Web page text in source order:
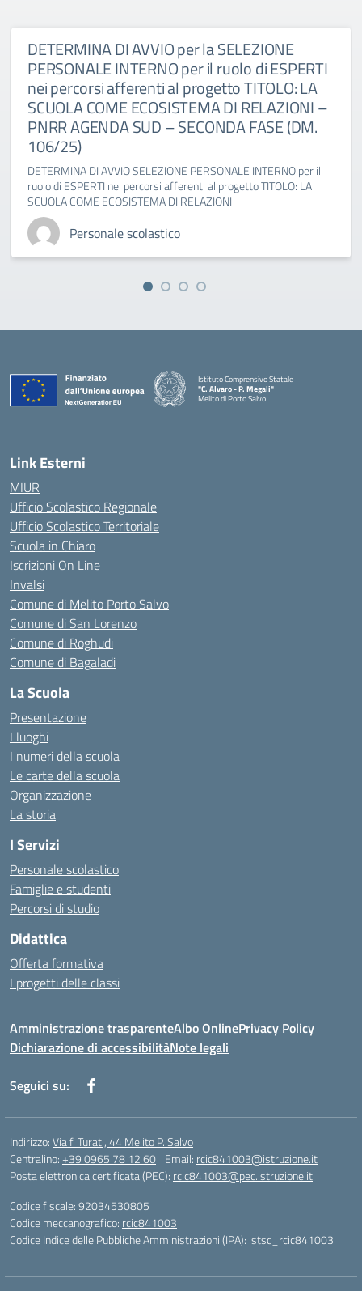
DETERMINA DI AVVIO per la SELEZIONE
PERSONALE INTERNO per il ruolo di ESPERTI
nei percorsi afferenti al progetto TITOLO: LA
SCUOLA COME ECOSISTEMA DI RELAZIONI –
PNRR AGENDA SUD – SECONDA FASE (DM.
106/25)
DETERMINA DI AVVIO SELEZIONE PERSONALE INTERNO per il
ruolo di ESPERTI nei percorsi afferenti al progetto TITOLO: LA
SCUOLA COME ECOSISTEMA DI RELAZIONI
Personale scolastico
Istituto Comprensivo Statale
"C. Alvaro - P. Megali"
Melito di Porto Salvo
Link Esterni
MIUR
Ufficio Scolastico Regionale
Ufficio Scolastico Territoriale
Scuola in Chiaro
Iscrizioni On Line
Invalsi
Comune di Melito Porto Salvo
Comune di San Lorenzo
Comune di Roghudi
Comune di Bagaladi
La Scuola
Presentazione
I luoghi
I numeri della scuola
Le carte della scuola
Organizzazione
La storia
I Servizi
Personale scolastico
Famiglie e studenti
Percorsi di studio
Didattica
Offerta formativa
I progetti delle classi
Amministrazione trasparenteAlbo OnlinePrivacy Policy
Dichiarazione di accessibilitàNote legali
Seguici su:
Indirizzo:Via f. Turati, 44 Melito P. Salvo
Centralino:+39 0965 78 12 60 Email: rcic841003@istruzione.it
Posta elettronica certificata (PEC): rcic841003@pec.istruzione.it
Codice fiscale: 92034530805
Codice meccanografico: rcic841003
Codice Indice delle Pubbliche Amministrazioni (IPA): istsc_rcic841003